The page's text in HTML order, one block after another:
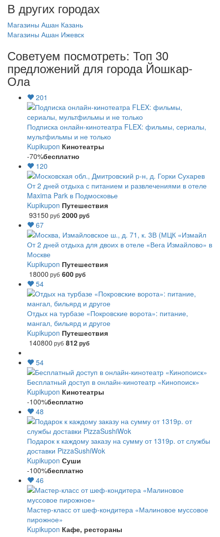
В других городах
Магазины Ашан Казань
Магазины Ашан Ижевск
Советуем посмотреть: Топ 30
предложений для города Йошкар-
Ола
201
Подписка онлайн-кинотеатра FLEX: фильмы, сериалы,
мультфильмы и не только
Kupikupon Кинотеатры
-70%бесплатно
120
От 2 дней отдыха с питанием и развлечениями в отеле
Maxima Park в Подмосковье
Kupikupon Путешествия
93150 руб 2000руб
67
От 2 дней отдыха для двоих в отеле «Вега Измайлово» в
Москве
Kupikupon Путешествия
18000 руб 600руб
54
Отдых на турбазе «Покровские ворота»: питание,
мангал, бильярд и другое
Kupikupon Путешествия
140800 руб 812руб
54
Бесплатный доступ в онлайн-кинотеатр «Кинопоиск»
Kupikupon Кинотеатры
-100%бесплатно
48
Подарок к каждому заказу на сумму от 1319р. от службы
доставки PizzaSushiWok
Kupikupon Суши
-100%бесплатно
46
Мастер-класс от шеф-кондитера «Малиновое муссовое
пирожное»
Kupikupon Кафе, рестораны